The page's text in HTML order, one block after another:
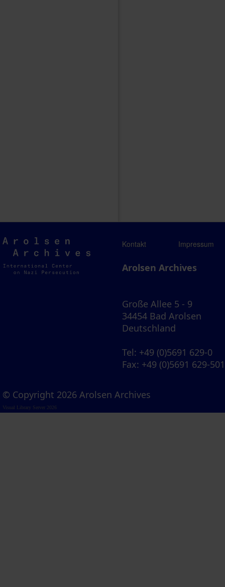
Arolsen
Archives
Kontakt Impressum
Arolsen Archives
Große Allee 5 - 9
34454 Bad Arolsen
Deutschland
Tel: +49 (0)5691 629-0
Fax: +49 (0)5691 629-501
© Copyright 2026 Arolsen Archives
Visual Library Server 2026